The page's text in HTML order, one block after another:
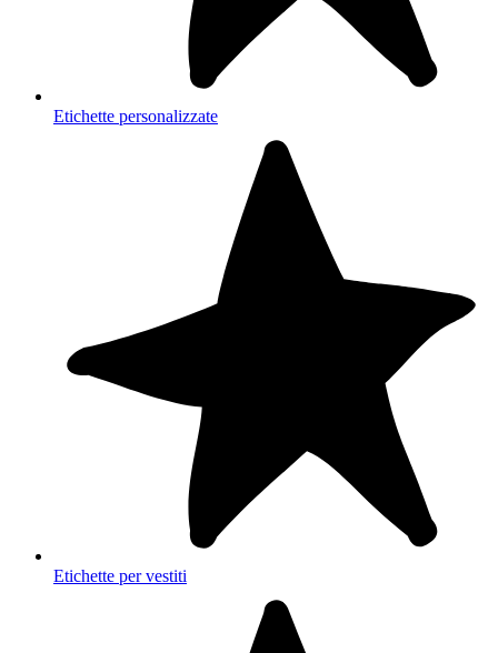
Etichette personalizzate
Etichette per vestiti